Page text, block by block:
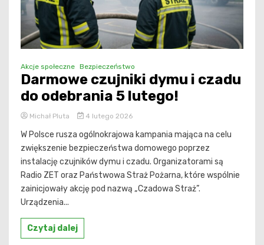
Akcje społeczne Bezpieczeństwo
Darmowe czujniki dymu i czadu
do odebrania 5 lutego!
Michał Pluta 4 lutego 2026
W Polsce rusza ogólnokrajowa kampania mająca na celu
zwiększenie bezpieczeństwa domowego poprzez
instalację czujników dymu i czadu. Organizatorami są
Radio ZET oraz Państwowa Straż Pożarna, które wspólnie
zainicjowały akcję pod nazwą „Czadowa Straż”.
Urządzenia...
Czytaj dalej